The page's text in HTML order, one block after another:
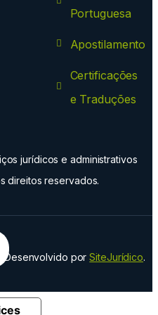
Portuguesa
Apostilamento
Certificações
e Traduções
jurídicos e administrativos
direitos reservados.
Desenvolvido porSiteJurídico.